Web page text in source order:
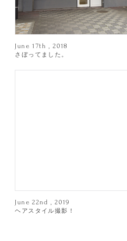
June 17th , 2018
さぼってました。
June 22nd , 2019
ヘアスタイル撮影！